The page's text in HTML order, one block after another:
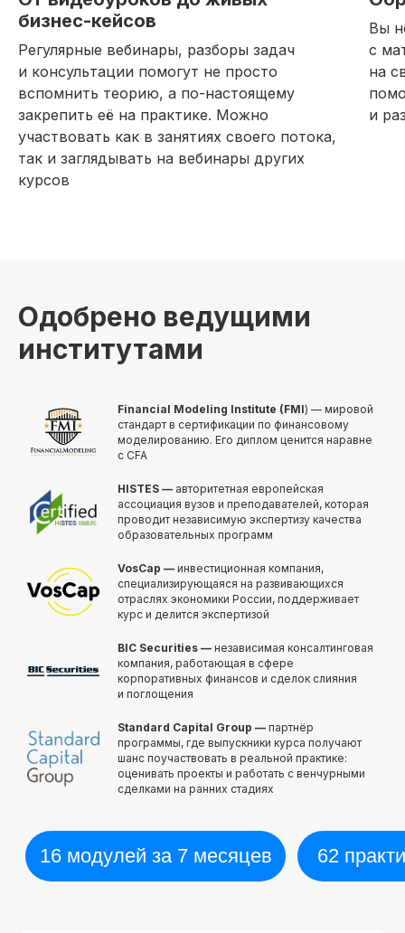
бизнес-кейсов
Регулярные вебинары, разборы задач
и консультации помогут не просто
вспомнить теорию, а по-настоящему
закрепить её на практике. Можно
участвовать как в занятиях своего потока,
так и заглядывать на вебинары других
курсов
Вы
с
на
и
Одобрено ведущими
институтами
Financial Modeling Institute (FMI) — мировой
стандарт в сертификации по финансовому
моделированию. Его диплом ценится наравне
с CFA
HISTES — авторитетная европейская
ассоциация вузов и преподавателей, которая
проводит независимую экспертизу качества
образовательных программ
VosCap — инвестиционная компания,
специализирующаяся на развивающихся
отраслях экономики России, поддерживает
курс и делится экспертизой
BIC Securities — независимая консалтинговая
компания, работающая в сфере
корпоративных финансов и сделок слияния
и поглощения
Standard Capital Group — партнёр
программы, где выпускники курса получают
шанс поучаствовать в реальной практике:
оценивать проекты и работать с венчурными
сделками на ранних стадиях
Получить программу
Попробовать бесплатно
Получить полную
программу курса
в PDF или попробовать
48 часов бесплатного
демо-доступа
ко всему курсу